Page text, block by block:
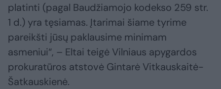
platinti (pagal Baudžiamojo kodekso 259 str.
1 d.) yra tęsiamas. Įtarimai šiame tyrime
pareikšti jūsų paklausime minimam
asmeniui“, – Eltai teigė Vilniaus apygardos
prokuratūros atstovė Gintarė Vitkauskaitė-
Šatkauskienė.